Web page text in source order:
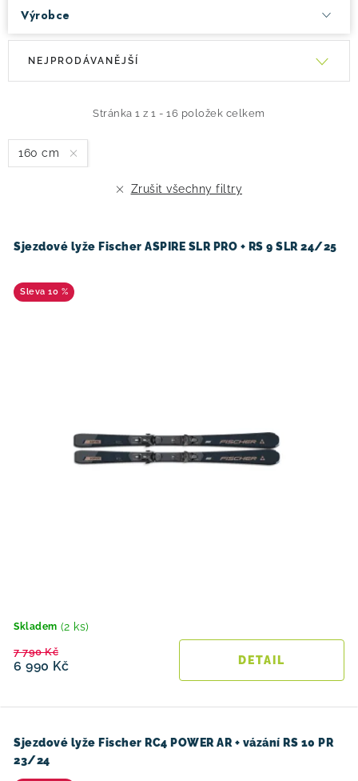
Výrobce
V
s
p
u
t
Stránka1 z1 -16 položek celkem
Ř
n
í
d
k
NEJPRODÁVANĚJŠÍ
160 cm
Zrušit všechny filtry
Sjezdové lyže Fischer ASPIRE SLR PRO + RS 9 SLR 24/25
10 %
Skladem (2 ks)
6 990 Kč
7 790 Kč
Sjezdové lyže Fischer RC4 POWER AR + vázání RS 10 PR
23/24